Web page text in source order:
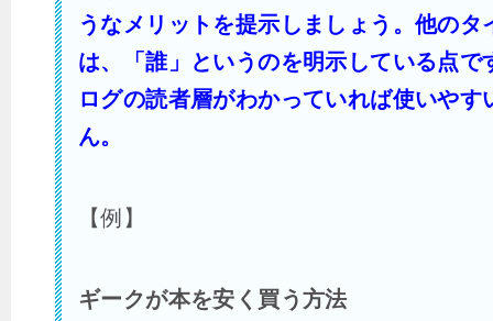
うなメリットを提示しましょう。他のタ
は、「誰」というのを明示している点で
ログの読者層がわかっていれば使いやす
ん。
【例】
ギークが本を安く買う方法